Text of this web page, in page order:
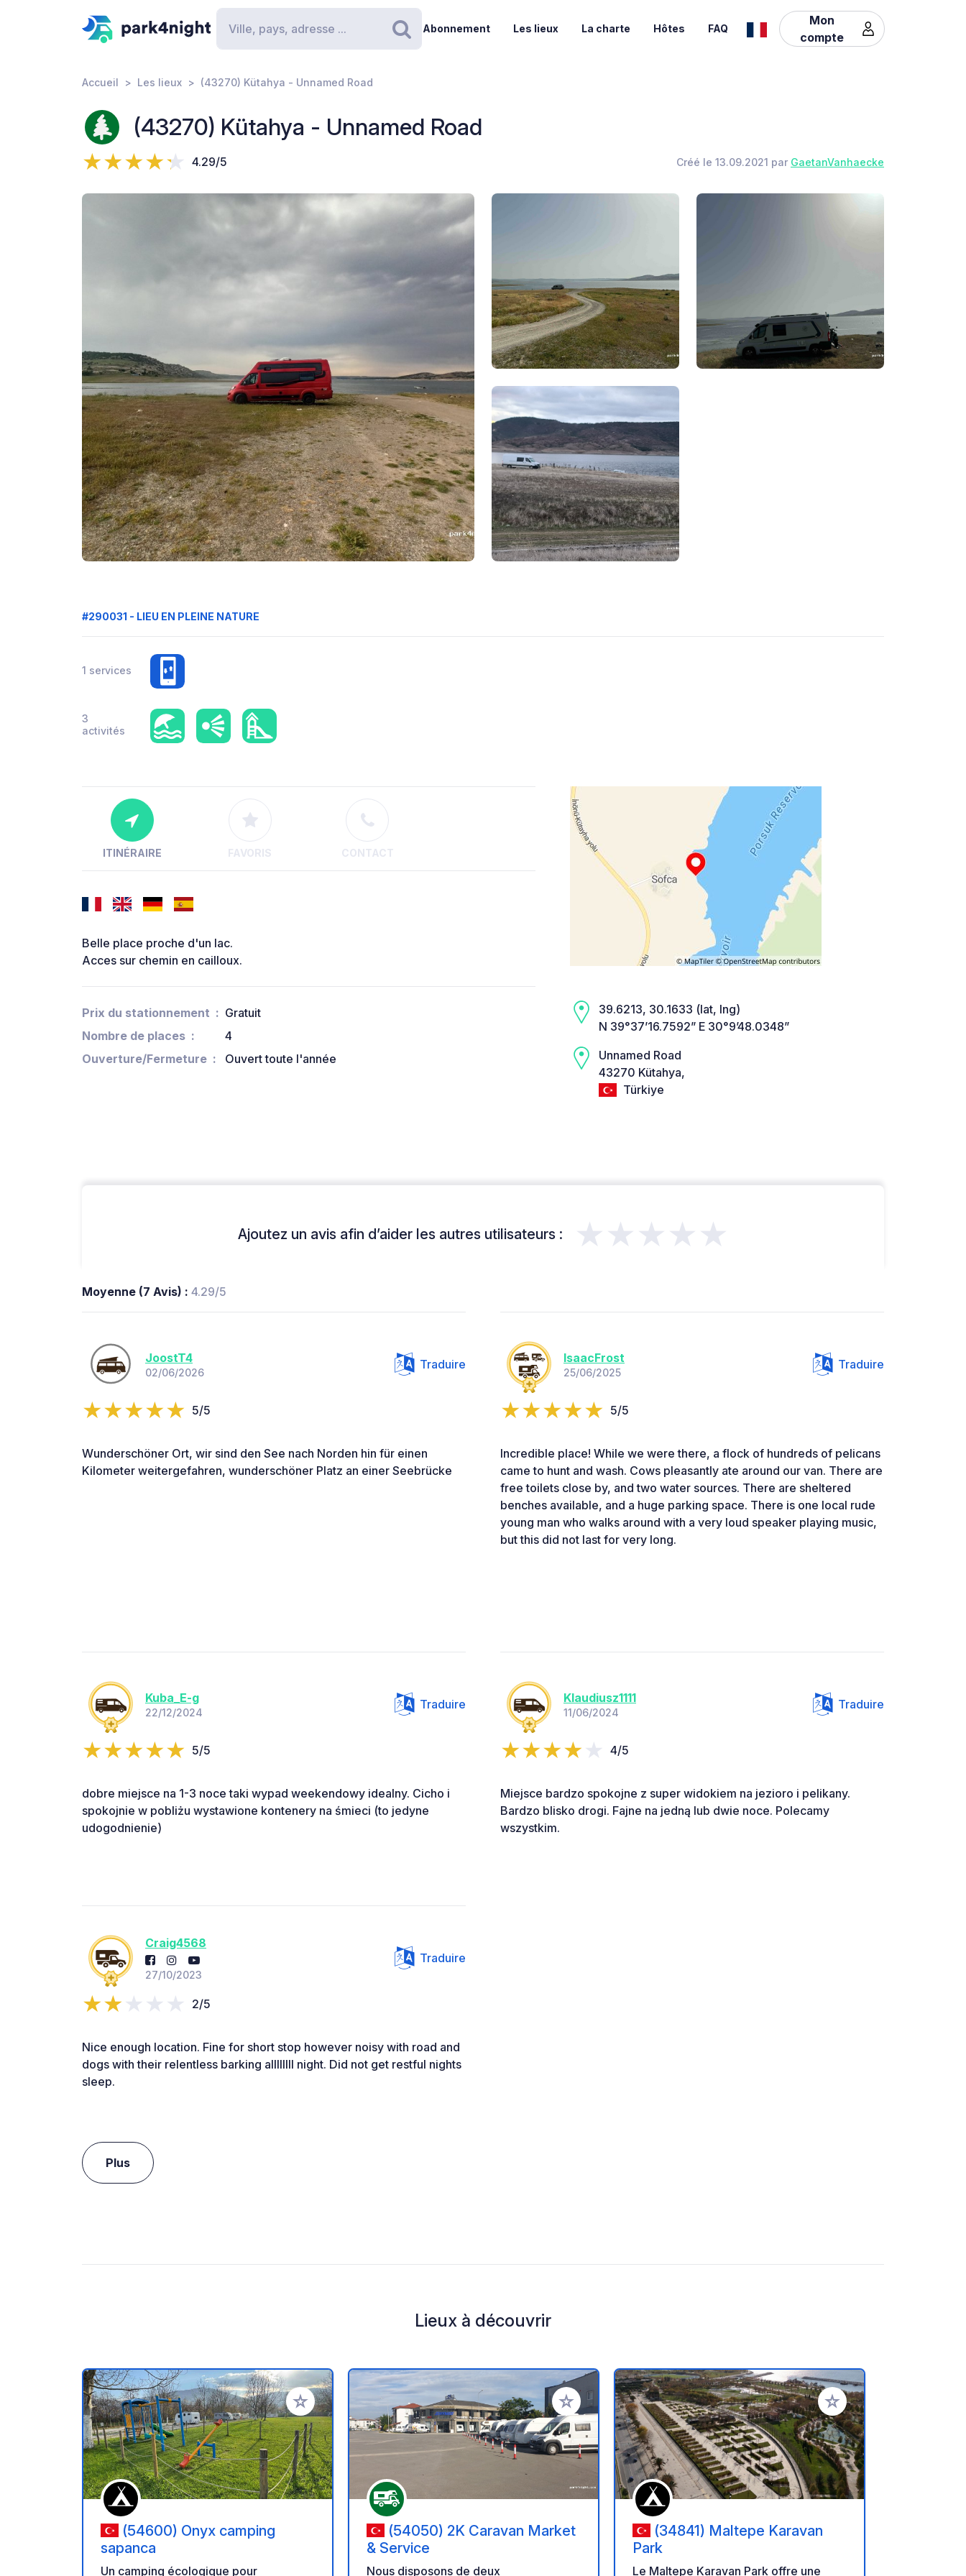
Rechercher
Abonnement Les lieux La charte Hôtes FAQ
Mon
compte
Accueil Les lieux (43270) Kütahya - Unnamed Road
(43270) Kütahya - Unnamed Road
4.29/5 Créé le 13.09.2021 par GaetanVanhaecke
#290031 - LIEU EN PLEINE NATURE
1 services
3
activités
ITINÉRAIRE FAVORIS CONTACT
Belle place proche d'un lac.
Acces sur chemin en cailloux.
Prix du stationnement
Gratuit
Nombre de places
4
Ouverture/Fermeture
Ouvert toute l'année
39.6213, 30.1633 (lat, lng)
N 39°37’16.7592” E 30°9’48.0348”
Unnamed Road
43270 Kütahya,
Türkiye
Ajoutez un avis afin d’aider les autres utilisateurs : ★★★★★
Moyenne (7 Avis) : 4.29/5
JoostT4
02/06/2026
Traduire
5/5
Wunderschöner Ort, wir sind den See nach Norden hin für einen
Kilometer weitergefahren, wunderschöner Platz an einer Seebrücke
IsaacFrost
25/06/2025
Traduire
5/5
Incredible place! While we were there, a flock of hundreds of pelicans
came to hunt and wash. Cows pleasantly ate around our van. There are
free toilets close by, and two water sources. There are sheltered
benches available, and a huge parking space. There is one local rude
young man who walks around with a very loud speaker playing music,
but this did not last for very long.
Kuba_E-g
22/12/2024
Traduire
5/5
dobre miejsce na 1-3 noce taki wypad weekendowy idealny. Cicho i
spokojnie w pobliżu wystawione kontenery na śmieci (to jedyne
udogodnienie)
Klaudiusz1111
11/06/2024
Traduire
4/5
Miejsce bardzo spokojne z super widokiem na jezioro i pelikany.
Bardzo blisko drogi. Fajne na jedną lub dwie noce. Polecamy
wszystkim.
Craig4568
27/10/2023
Traduire
2/5
Nice enough location. Fine for short stop however noisy with road and
dogs with their relentless barking allllllll night. Did not get restful nights
sleep.
Plus
Lieux à découvrir
Ajouter à vos favoris
(54600) Onyx camping
sapanca
Un camping écologique pour
Ajouter à vos favoris
(54050) 2K Caravan Market
& Service
Nous disposons de deux
Ajouter à vos favoris
(34841) Maltepe Karavan
Park
Le Maltepe Karavan Park offre une